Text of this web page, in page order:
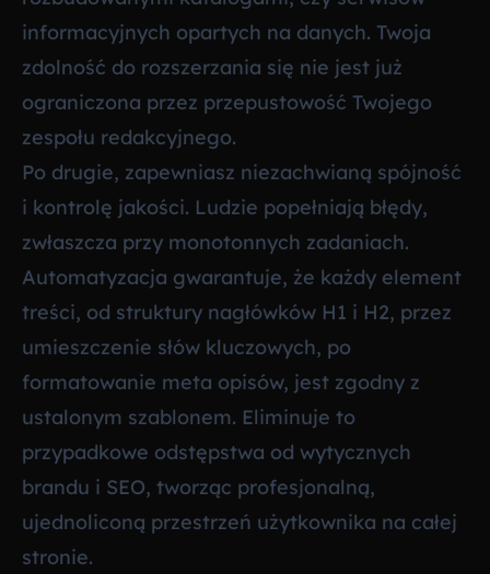
informacyjnych opartych na danych. Twoja
zdolność do rozszerzania się nie jest już
ograniczona przez przepustowość Twojego
zespołu redakcyjnego.
Po drugie, zapewniasz niezachwianą spójność
i kontrolę jakości. Ludzie popełniają błędy,
zwłaszcza przy monotonnych zadaniach.
Automatyzacja gwarantuje, że każdy element
treści, od struktury nagłówków H1 i H2, przez
umieszczenie słów kluczowych, po
formatowanie meta opisów, jest zgodny z
ustalonym szablonem. Eliminuje to
przypadkowe odstępstwa od wytycznych
brandu i SEO, tworząc profesjonalną,
ujednoliconą przestrzeń użytkownika na całej
stronie.